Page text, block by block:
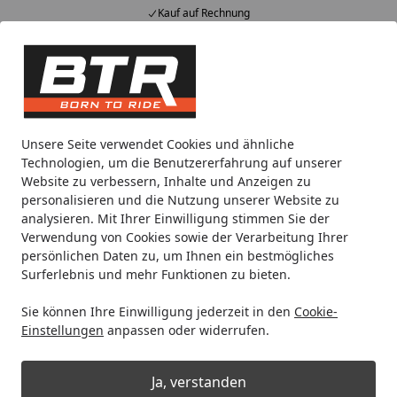
Unsere Seite verwendet Cookies und ähnliche
Technologien, um die Benutzererfahrung auf unserer
Website zu verbessern, Inhalte und Anzeigen zu
personalisieren und die Nutzung unserer Website zu
analysieren. Mit Ihrer Einwilligung stimmen Sie der
Verwendung von Cookies sowie der Verarbeitung Ihrer
persönlichen Daten zu, um Ihnen ein bestmögliches
Surferlebnis und mehr Funktionen zu bieten.
Sie können Ihre Einwilligung jederzeit in den Cookie-
Einstellungen anpassen oder widerrufen.
Ja, verstanden
Kauf auf Rechnung
Alle Produkte
Mein Konto
Suchen
Noch 1 Tag und 17 Stunden
Spare bis zu 35% auf EVOLIFT® Zentralständer
von BTR!
Startseite
Motul Pflegemittel
Pflegemittel
Ihre Artikelübersicht
Kategorien